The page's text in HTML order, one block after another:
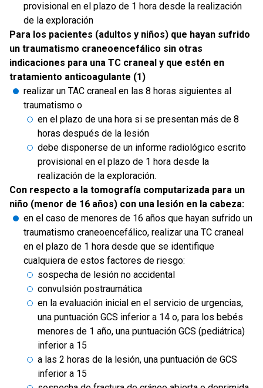
provisional en el plazo de 1 hora desde la realización
de la exploración
Para los pacientes (adultos y niños) que hayan sufrido
un traumatismo craneoencefálico sin otras
indicaciones para una TC craneal y que estén en
tratamiento anticoagulante (1)
realizar un TAC craneal en las 8 horas siguientes al
traumatismo o
en el plazo de una hora si se presentan más de 8
horas después de la lesión
debe disponerse de un informe radiológico escrito
provisional en el plazo de 1 hora desde la
realización de la exploración.
Con respecto a la tomografía computarizada para un
niño (menor de 16 años) con una lesión en la cabeza:
en el caso de menores de 16 años que hayan sufrido un
traumatismo craneoencefálico, realizar una TC craneal
en el plazo de 1 hora desde que se identifique
cualquiera de estos factores de riesgo:
sospecha de lesión no accidental
convulsión postraumática
en la evaluación inicial en el servicio de urgencias,
una puntuación GCS inferior a 14 o, para los bebés
menores de 1 año, una puntuación GCS (pediátrica)
inferior a 15
a las 2 horas de la lesión, una puntuación de GCS
inferior a 15